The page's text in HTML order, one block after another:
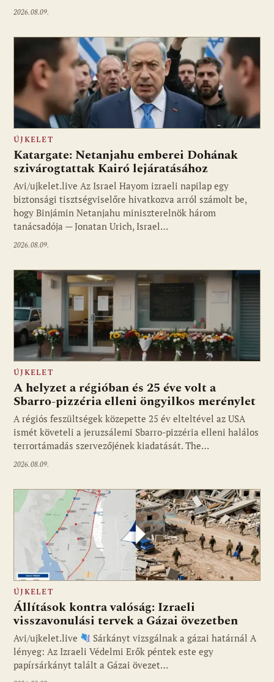
2026.08.09.
ÚJKELET
Katargate: Netanjahu emberei Dohának
szivárogtattak Kairó lejáratásához
Avi/ujkelet.live Az Israel Hayom izraeli napilap egy
biztonsági tisztségviselőre hivatkozva arról számolt be,
hogy Binjámin Netanjahu miniszterelnök három
tanácsadója — Jonatan Urich, Israel…
2026.08.09.
ÚJKELET
A helyzet a régióban és 25 éve volt a
Sbarro-pizzéria elleni öngyilkos merénylet
A régiós feszültségek közepette 25 év elteltével az USA
ismét követeli a jeruzsálemi Sbarro-pizzéria elleni halálos
terrortámadás szervezőjének kiadatását. The…
2026.08.09.
ÚJKELET
Állítások kontra valóság: Izraeli
visszavonulási tervek a Gázai övezetben
Avi/ujkelet.live
Sárkányt vizsgálnak a gázai határnál A
lényeg: Az Izraeli Védelmi Erők péntek este egy
papírsárkányt talált a Gázai övezet…